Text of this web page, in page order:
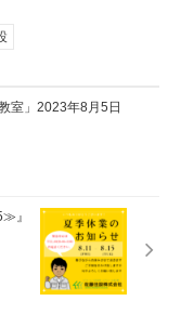
室」2023年8月5日
』